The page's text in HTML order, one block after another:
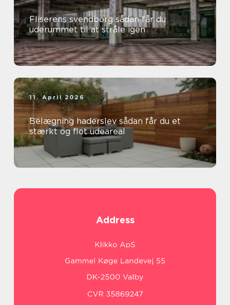
Fliserens svendborg sådan får du
uderummet til at stråle igen
11. April 2026
Belægning haderslev sådan får du et
stærkt og flot udeareal
Address